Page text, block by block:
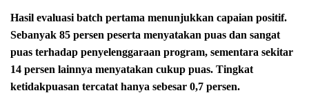
Hasil evaluasi batch pertama menunjukkan capaian positif.
Sebanyak 85 persen peserta menyatakan puas dan sangat
puas terhadap penyelenggaraan program, sementara sekitar
14 persen lainnya menyatakan cukup puas. Tingkat
ketidakpuasan tercatat hanya sebesar 0,7 persen.